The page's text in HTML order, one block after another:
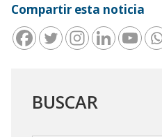
Compartir esta noticia
BUSCAR